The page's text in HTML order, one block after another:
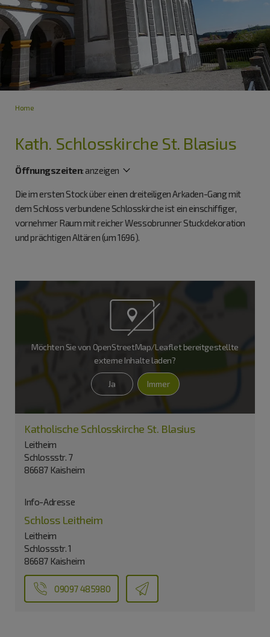
Home
Kath. Schlosskirche St. Blasius
Öffnungszeiten:anzeigen
Die im ersten Stock über einen dreiteiligen Arkaden-Gang mit
dem Schloss verbundene Schlosskirche ist ein einschiffiger,
vornehmer Raum mit reicher Wessobrunner Stuckdekoration
und prächtigen Altären (um 1696).
Möchten Sie von OpenStreetMap/Leafletbereitgestellte
externe Inhalte laden?
Ja Immer
Katholische Schlosskirche St. Blasius
Leitheim
Schlossstr. 7
86687 Kaisheim
Info-Adresse
Schloss Leitheim
Leitheim
Schlossstr. 1
86687 Kaisheim
09097 485980